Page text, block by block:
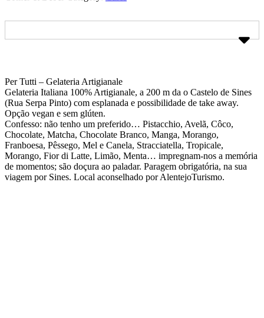
Per Tutti – Gelateria Artigianale
Gelateria Italiana 100% Artigianale, a 200 m da o Castelo de Sines
(Rua Serpa Pinto) com esplanada e possibilidade de take away.
Opção vegan e sem glúten.
Confesso: não tenho um preferido… Pistacchio, Avelã, Côco,
Chocolate, Matcha, Chocolate Branco, Manga, Morango,
Franboesa, Pêssego, Mel e Canela, Stracciatella, Tropicale,
Morango, Fior di Latte, Limão, Menta… impregnam-nos a memória
de momentos; são doçura ao paladar. Paragem obrigatória, na sua
viagem por Sines. Local aconselhado por AlentejoTurismo.